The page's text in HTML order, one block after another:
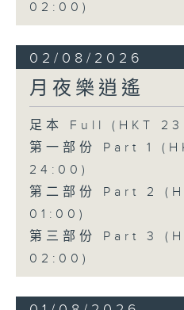
02:00)
02/08/2026
月夜樂逍遙
足本 Full (HKT
第一部份 Part 1
24:00)
第二部份 Part 2
01:00)
第三部份 Part 3
02:00)